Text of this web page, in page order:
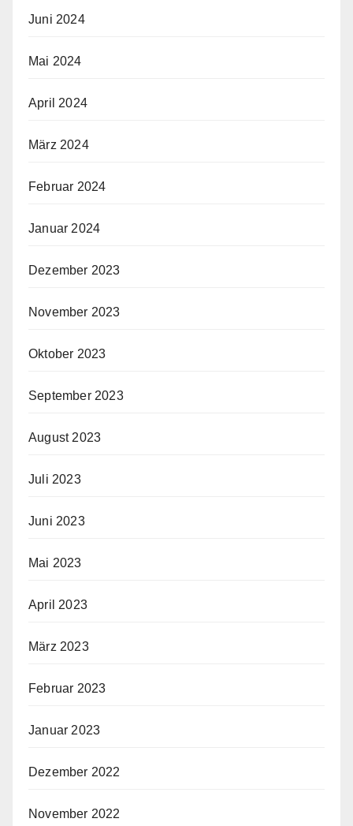
Juni 2024
Mai 2024
April 2024
März 2024
Februar 2024
Januar 2024
Dezember 2023
November 2023
Oktober 2023
September 2023
August 2023
Juli 2023
Juni 2023
Mai 2023
April 2023
März 2023
Februar 2023
Januar 2023
Dezember 2022
November 2022